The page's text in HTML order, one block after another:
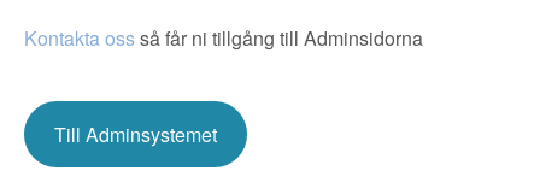
Kontakta ossså får ni tillgång till Adminsidorna
Till Adminsystemet